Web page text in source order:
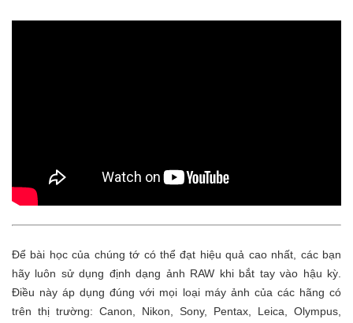
Để bài học của chúng tớ có thể đạt hiệu quả cao nhất, các bạn
hãy luôn sử dụng định dạng ảnh RAW khi bắt tay vào hậu kỳ.
Điều này áp dụng đúng với mọi loại máy ảnh của các hãng có
trên thị trường: Canon, Nikon, Sony, Pentax, Leica, Olympus,